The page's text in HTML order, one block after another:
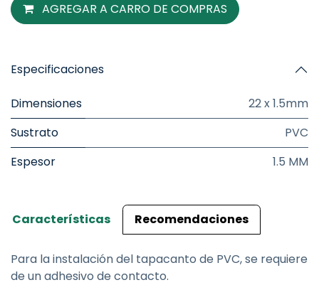
AGREGAR A CARRO DE COMPRAS
Especificaciones
Dimensiones
22 x 1.5mm
Sustrato
PVC
Espesor
1.5 MM
Características Recomendaciones
Para la instalación del tapacanto de PVC, se requiere
de un adhesivo de contacto.